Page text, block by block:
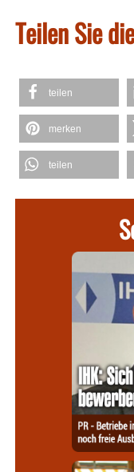
Teilen Sie
teilen
merken
teilen